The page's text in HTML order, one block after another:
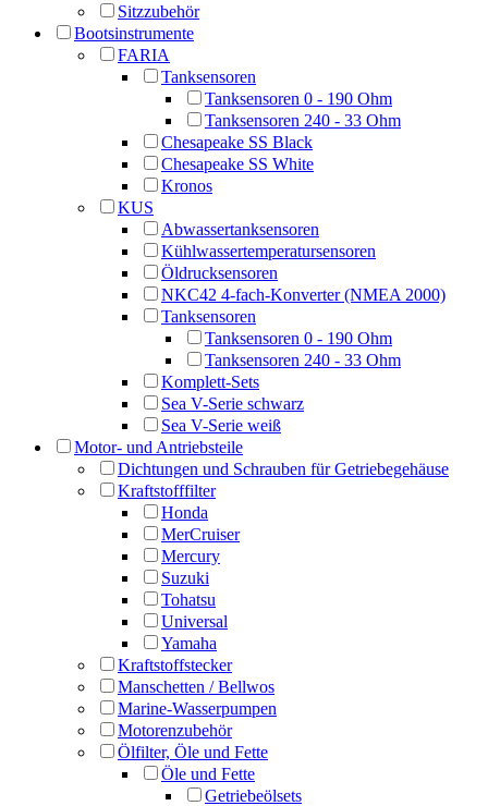
Sitzzubehör
Bootsinstrumente
FARIA
Tanksensoren
Tanksensoren 0 - 190 Ohm
Tanksensoren 240 - 33 Ohm
Chesapeake SS Black
Chesapeake SS White
Kronos
KUS
Abwassertanksensoren
Kühlwassertemperatursensoren
Öldrucksensoren
NKC42 4-fach-Konverter (NMEA 2000)
Tanksensoren
Tanksensoren 0 - 190 Ohm
Tanksensoren 240 - 33 Ohm
Komplett-Sets
Sea V-Serie schwarz
Sea V-Serie weiß
Motor- und Antriebsteile
Dichtungen und Schrauben für Getriebegehäuse
Kraftstofffilter
Honda
MerCruiser
Mercury
Suzuki
Tohatsu
Universal
Yamaha
Kraftstoffstecker
Manschetten / Bellwos
Marine-Wasserpumpen
Motorenzubehör
Ölfilter, Öle und Fette
Öle und Fette
Getriebeölsets